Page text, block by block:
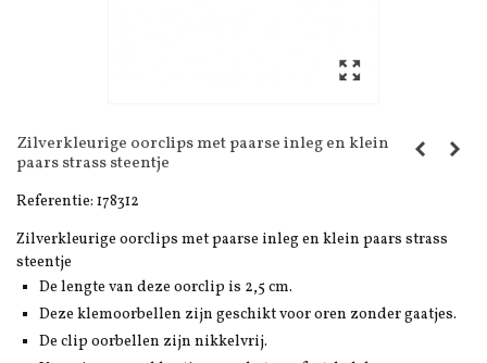
Zilverkleurige oorclips met paarse inleg en klein
paars strass steentje
Referentie: 178312
Zilverkleurige oorclips met paarse inleg en klein paars strass
steentje
De lengte van deze oorclip is 2,5 cm.
Deze klemoorbellen zijn geschikt voor oren zonder gaatjes.
De clip oorbellen zijn nikkelvrij.